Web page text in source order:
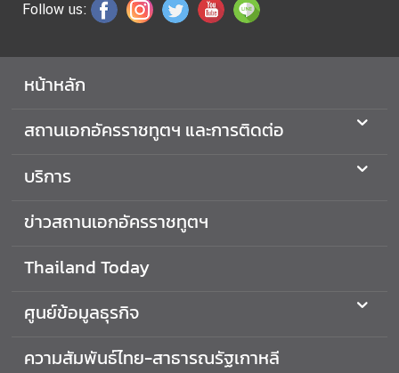
ร
ช
ทู
ฯ
เ
ย
กั
ป
ะ
Follow us:
หน้าหลัก
สถานเอกอัครราชทูตฯ และการติดต่อ
บริการ
ข่าวสถานเอกอัครราชทูตฯ
Thailand Today
ศูนย์ข้อมูลธุรกิจ
ความสัมพันธ์ไทย-สาธารณรัฐเกาหลี